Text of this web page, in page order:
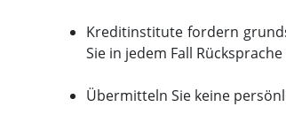
Kreditinstitute fordern
Sie in jedem Fall
Übermitteln Sie keine